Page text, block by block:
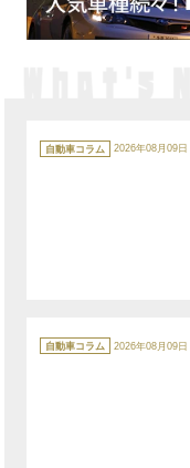
テ
ゴ
自動車コラム 2026年08月09日
テ
ゴ
自動車コラム 2026年08月09日